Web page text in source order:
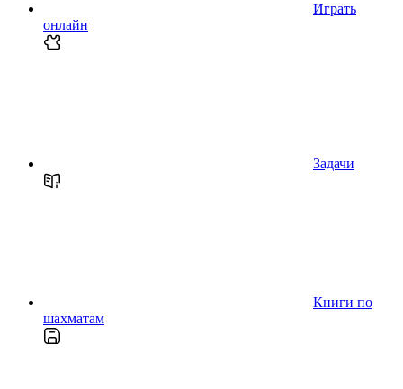
Играть
онлайн
Задачи
Книги по
шахматам